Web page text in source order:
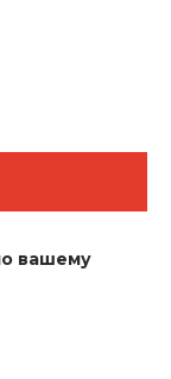
вашему